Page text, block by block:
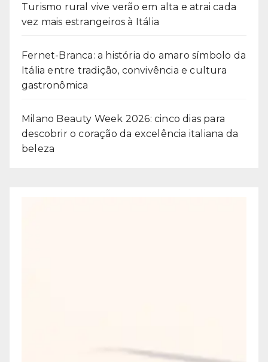
Turismo rural vive verão em alta e atrai cada
vez mais estrangeiros à Itália
Fernet-Branca: a história do amaro símbolo da
Itália entre tradição, convivência e cultura
gastronômica
Milano Beauty Week 2026: cinco dias para
descobrir o coração da excelência italiana da
beleza